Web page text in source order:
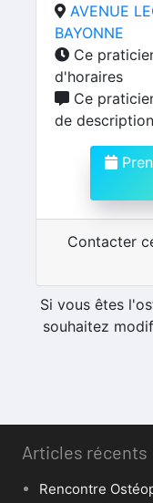
AVENUE
BAYONNE
Ce
d'horaires
Ce
de description
Contacter
Si vous êtes
souhaitez
Articles récents
Rencontre